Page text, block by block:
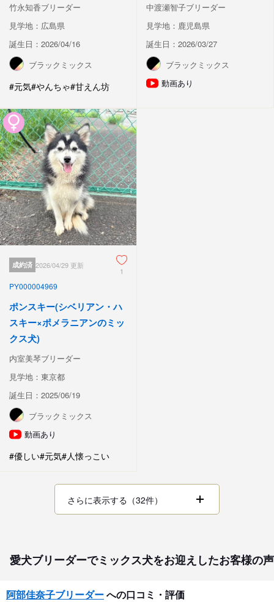
竹永知香ブリーダー
見学地：広島県
誕生日：2026/04/16
ブラックミックス
#元気#やんちゃ#甘えん坊
中渡瀬智子ブリーダー
見学地：鹿児島県
誕生日：2026/03/27
ブラックミックス
動画あり
成約済 2026/04/29 更新
1
PY000004969
ポンスキー(シベリアン・ハ
スキー×ポメラニアンのミッ
クス犬)
内室美琴ブリーダー
見学地：東京都
誕生日：2025/06/19
ブラックミックス
動画あり
#優しい#元気#人懐っこい
さらに表示する（32件）
愛犬ブリーダーでミックス犬をお迎えしたお客様の
阿部佳奈子ブリーダーへの口コミ・評価